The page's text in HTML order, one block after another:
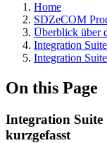
Home
SDZeCOM
Überblick über
Integration Suite
Integration
On this Page
Integration Suite
kurzgefasst